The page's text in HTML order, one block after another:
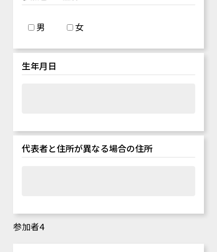
男 女
生年月日
代表者と住所が異なる場合の住所
参加者4